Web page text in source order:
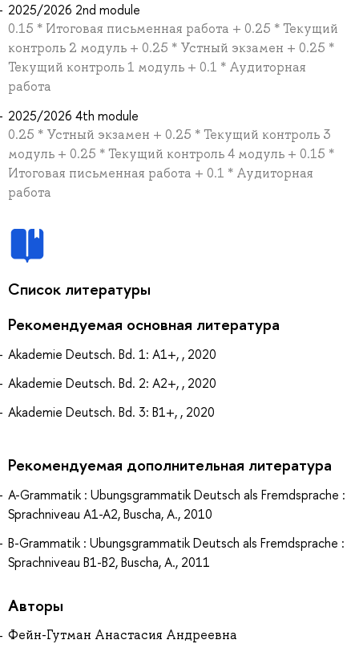
2025/2026 2nd module
0.15 * Итоговая письменная работа + 0.25 * Текущий
контроль 2 модуль + 0.25 * Устный экзамен + 0.25 *
Текущий контроль 1 модуль + 0.1 * Аудиторная
работа
2025/2026 4th module
0.25 * Устный экзамен + 0.25 * Текущий контроль 3
модуль + 0.25 * Текущий контроль 4 модуль + 0.15 *
Итоговая письменная работа + 0.1 * Аудиторная
работа
Список литературы
Рекомендуемая основная литература
Akademie Deutsch. Bd. 1: A1+, , 2020
Akademie Deutsch. Bd. 2: A2+, , 2020
Akademie Deutsch. Bd. 3: B1+, , 2020
Рекомендуемая дополнительная литература
A-Grammatik : Ubungsgrammatik Deutsch als Fremdsprache :
Sprachniveau A1-A2, Buscha, A., 2010
B-Grammatik : Ubungsgrammatik Deutsch als Fremdsprache :
Sprachniveau B1-B2, Buscha, A., 2011
Авторы
Фейн-Гутман Анастасия Андреевна